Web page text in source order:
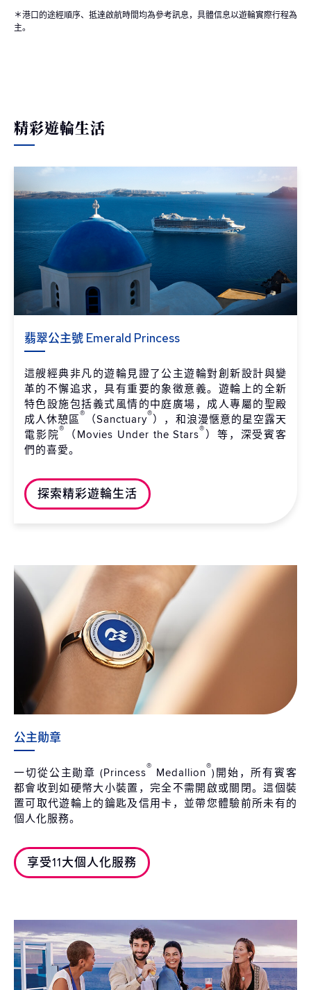
＊港口的途經順序、抵達啟航時間均為參考訊息，具體信息以遊輪實際行程為
主。
精彩遊輪生活
翡翠公主號 Emerald Princess
這艘經典非凡的遊輪見證了公主遊輪對創新設計與變
革的不懈追求，具有重要的象徵意義。遊輪上的全新
特色設施包括義式風情的中庭廣場，成人專屬的聖殿
成人休憩區® （Sanctuary®），和浪漫愜意的星空露天
電影院® （Movies Under the Stars®）等，深受賓客
們的喜愛。
探索精彩遊輪生活
公主勛章
一切從公主勛章 (Princess® Medallion®)開始，所有賓客
都會收到如硬幣大小裝置，完全不需開啟或關閉。這個裝
置可取代遊輪上的鑰匙及信用卡，並帶您體驗前所未有的
個人化服務。
享受11大個人化服務